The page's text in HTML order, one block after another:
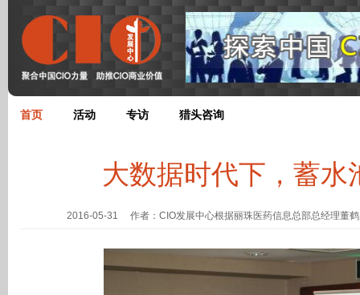
首页 活动 专访 猎头咨询
大数据时代下，蓄水
2016-05-31 作者：CIO发展中心根据丽珠医药信息总部总经理董